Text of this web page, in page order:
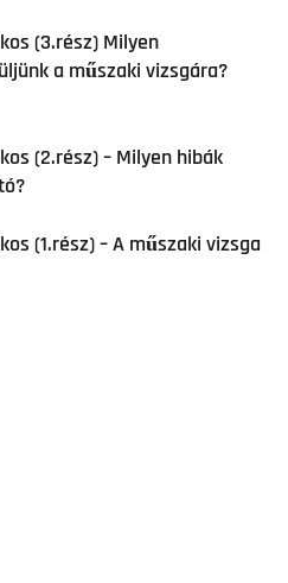
(3.rész) Milyen
a műszaki vizsgára?
(2.rész) – Milyen hibák
(1.rész) – A műszaki vizsga